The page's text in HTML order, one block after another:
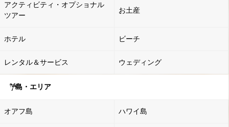
アクティビティ・オプショナル
ツアー
お土産
ホテル ビーチ
レンタル＆サービス ウェディング
島・エリア
オアフ島 ハワイ島